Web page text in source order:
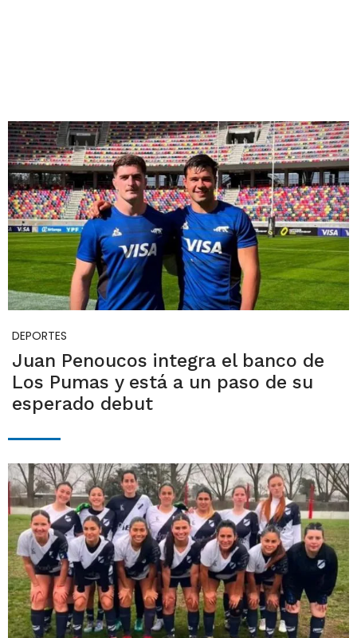
DEPORTES
Juan Penoucos integra el banco de
Los Pumas y está a un paso de su
esperado debut